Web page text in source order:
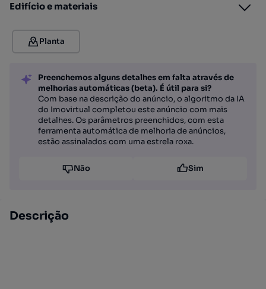
Edifício e materiais
Planta
Preenchemos alguns detalhes em falta através de
melhorias automáticas (beta). É útil para si?
Com base na descrição do anúncio, o algoritmo da IA
do Imovirtual completou este anúncio com mais
detalhes. Os parâmetros preenchidos, com esta
ferramenta automática de melhoria de anúncios,
estão assinalados com uma estrela roxa.
Não Sim
Descrição